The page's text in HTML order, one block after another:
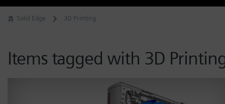
Solid Edge 3D Printing
Items tagged with 3D
r